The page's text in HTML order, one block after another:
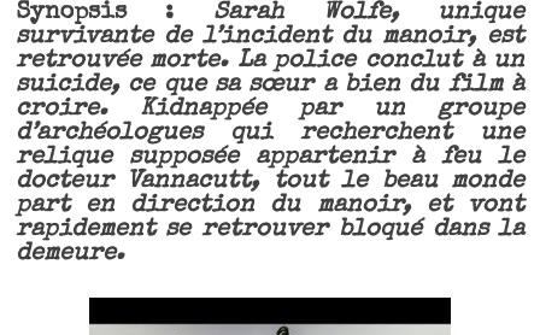
Synopsis : Sarah Wolfe, unique
survivante de l’incident du manoir, est
retrouvée morte. La police conclut à un
suicide, ce que sa sœur a bien du film à
croire. Kidnappée par un groupe
d’archéologues qui recherchent une
relique supposée appartenir à feu le
docteur Vannacutt, tout le beau monde
part en direction du manoir, et vont
rapidement se retrouver bloqué dans la
demeure.